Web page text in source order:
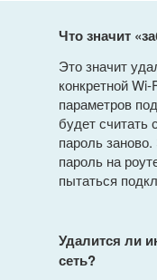
Что значит
Это значит
конкретной
параметров
будет считать
пароль
пароль на
пытаться
Удалится ли
сеть?